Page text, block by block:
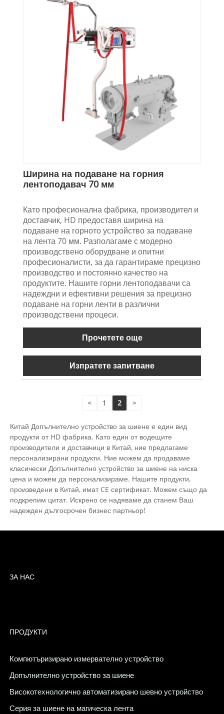
Ширина на подаване на горния
лентоподавач 70 мм
Като професионална фабрика, производител и
доставчик, HD предоставя ширина на
подаване на горното устройство за подаване
на лента 70 мм. Разполагаме с модерно
производствено оборудване и опитни
професионалисти, за да гарантираме прецизно
производство и постоянно качество на
продуктите. Нашите горни лентоподавачи са
надеждни и ефективни решения за прецизно
подаване на горни ленти в различни
производствени процеси.
Прочетете още
Изпратете запитване
< 1 2 >
Китай Допълнително устройство за шиене е един вид
продукти от HD фабрика. Като един от водещите
производители и доставчици в Китай, ние предлагаме
персонализирани продукти. Ние можем да продаваме
класически Допълнително устройство за шиене на ниска
цена и можем да персонализираме. Нашите продукти,
произведени в Китай, имат CE сертификат. Можем също да
подкрепим цитат. Искрено се надяваме да станем Ваш
надежден дългосрочен бизнес партньор!
ЗА НАС
ПРОДУКТИ
Компютъризирано измервателно устройство
Допълнително устройство за шиене
Високотехнологично автоматизирано шевно устройство
Серия за шиене на магическа лента